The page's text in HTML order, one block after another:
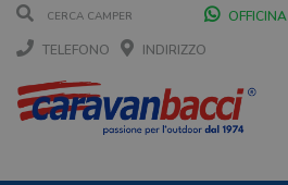
OFFICINA
TELEFONO
INDIRIZZO